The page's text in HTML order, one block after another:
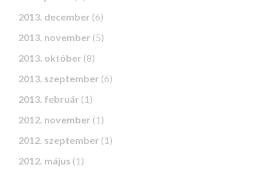
2013. december (6)
2013. november (5)
2013. október (8)
2013. szeptember (6)
2013. február (1)
2012. november (1)
2012. szeptember (1)
2012. május (1)